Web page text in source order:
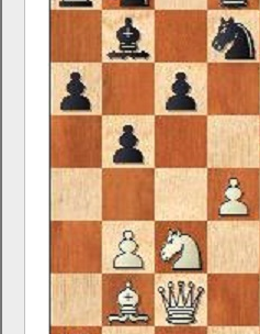
nämligen den sistnämnda
den spelformen ett steg i rätt
Idag börjar
ronden:GM Jonny Hector- GM
Hillarp Persson, GM Pia Cramling-
och öppen så vem helst kan ta